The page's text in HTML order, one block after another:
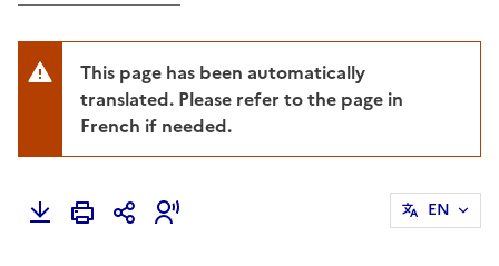
This page has been automatically
translated. Please refer to the page in
French if needed.
EN